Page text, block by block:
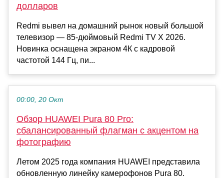
долларов
Redmi вывел на домашний рынок новый большой
телевизор — 85-дюймовый Redmi TV X 2026.
Новинка оснащена экраном 4К с кадровой
частотой 144 Гц, пи...
00:00, 20 Окт
Обзор HUAWEI Pura 80 Pro:
сбалансированный флагман с акцентом на
фотографию
Летом 2025 года компания HUAWEI представила
обновленную линейку камерофонов Pura 80.